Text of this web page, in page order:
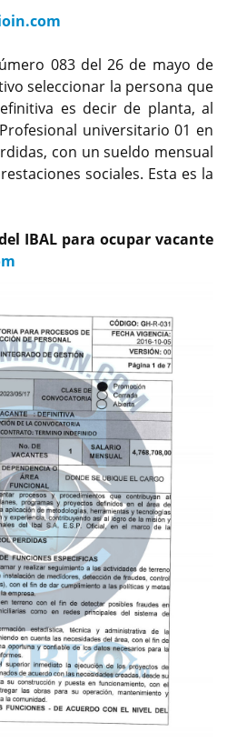
083 del 26 de mayo de
seleccionar la persona que
es decir de planta, al
universitario 01 en
con un sueldo mensual
sociales. Esta es la
IBAL para ocupar vacante